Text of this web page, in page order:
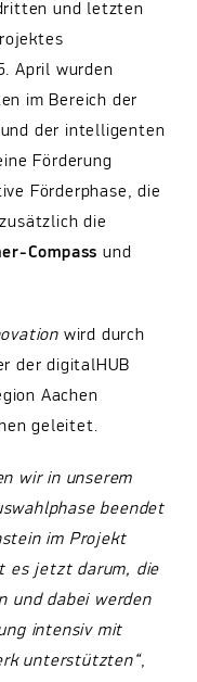
und letzten
April wurden
im Bereich der
der intelligenten
Förderung
Förderphase, die
die
Compass und
wird durch
der digitalHUB
Aachen
geleitet.
wir in unserem
beendet
im Projekt
es jetzt darum, die
und dabei werden
intensiv mit
unterstützten“,